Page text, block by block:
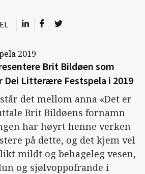
Brit Bildøen som
Litterære Festspela i 2019
det mellom anna «Det er
Brit Bildøens fornamn
har høyrt henne verken
på dette, og det kjem vel
mildt og behageleg vesen,
og sjølvoppofrande i